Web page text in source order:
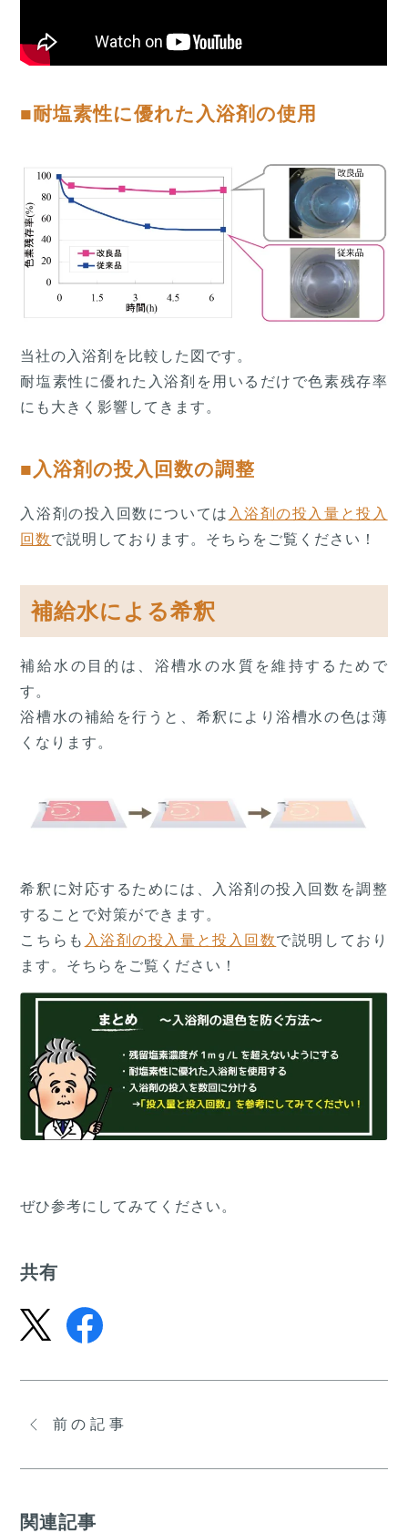
■耐塩素性に優れた入浴剤の使用
当社の入浴剤を比較した図です。
耐塩素性に優れた入浴剤を用いるだけで色素残存率
にも大きく影響してきます。
■入浴剤の投入回数の調整
入浴剤の投入回数については 入浴剤の投入量と投入
回数で説明しております。そちらをご覧ください！
補給水による希釈
補給水の目的は、浴槽水の水質を維持するためで
す。
浴槽水の補給を行うと、希釈により浴槽水の色は薄
くなります。
希釈に対応するためには、入浴剤の投入回数を調整
することで対策ができます。
こちらも 入浴剤の投入量と投入回数で説明しており
ます。そちらをご覧ください！
ぜひ参考にしてみてください。
共有
前の記事
関連記事